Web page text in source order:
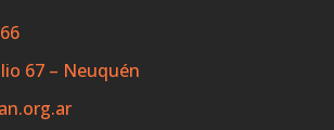
67 – Neuquén